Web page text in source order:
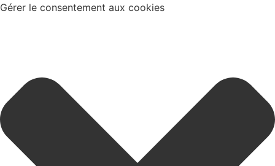
Gérer le consentement aux cookies